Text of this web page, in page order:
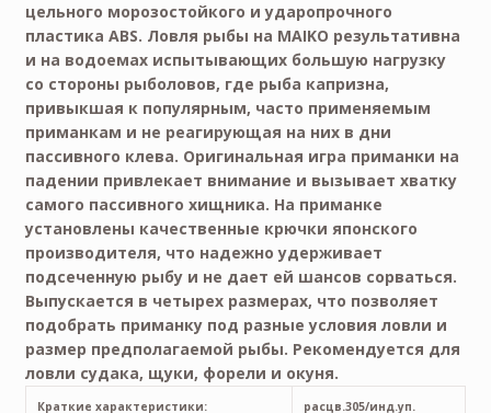
цельного морозостойкого и ударопрочного
пластика ABS. Ловля рыбы на MAIKO результативна
и на водоемах испытывающих большую нагрузку
со стороны рыболовов, где рыба капризна,
привыкшая к популярным, часто применяемым
приманкам и не реагирующая на них в дни
пассивного клева. Оригинальная игра приманки на
падении привлекает внимание и вызывает хватку
самого пассивного хищника. На приманке
установлены качественные крючки японского
производителя, что надежно удерживает
подсеченную рыбу и не дает ей шансов сорваться.
Выпускается в четырех размерах, что позволяет
подобрать приманку под разные условия ловли и
размер предполагаемой рыбы. Рекомендуется для
ловли судака, щуки, форели и окуня.
Краткие характеристики: расцв.305/инд.уп.